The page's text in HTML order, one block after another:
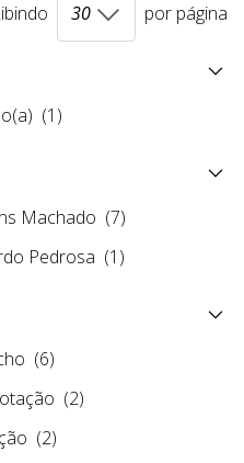
por página
(1)
Machado (7)
Pedrosa (1)
(6)
(2)
(2)